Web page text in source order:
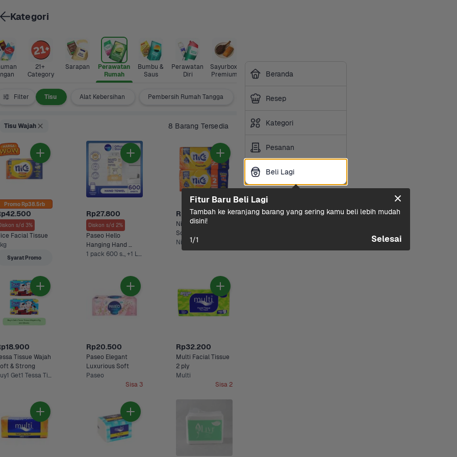
21+
Category
Sarapan
Perawatan
Rumah
Bumbu &
Saus
Perawatan
Diri
Sayurbox
Premium
an Hewan
Filter Tisu Alat Kebersihan Pembersih Rumah Tangga Pembersih Toilet
Tisu Wajah 8 Barang Tersedia
Promo Rp38.5rb
s/d 3%
Facial Tissue
Syarat Promo
Rp27.800
Diskon s/d 2%
Paseo Hello
Hanging Hand
1 pack 600 s.., +1 Lainnya
Rp22.600
Nice Living Facial
Soft Beli 2 Lebih
Hemat 400 plus
100 Sheets
Nice
Tissue Wajah
Buy1 Get1 Tessa Tissue Wajah 200 sheets, 260 Sheets
Rp20.500
Paseo Elegant
Luxurious Soft
Paseo
Sisa 3
Rp32.200
Multi Facial Tissue
Multi
Sisa 2
Beranda
Resep
Kategori
Pesanan
Beli Lagi
Kategori
Beli Lagi
Fitur Baru Beli Lagi
Tambah ke keranjang barang yang sering kamu beli lebih mudah
disini!
1/1 Selesai